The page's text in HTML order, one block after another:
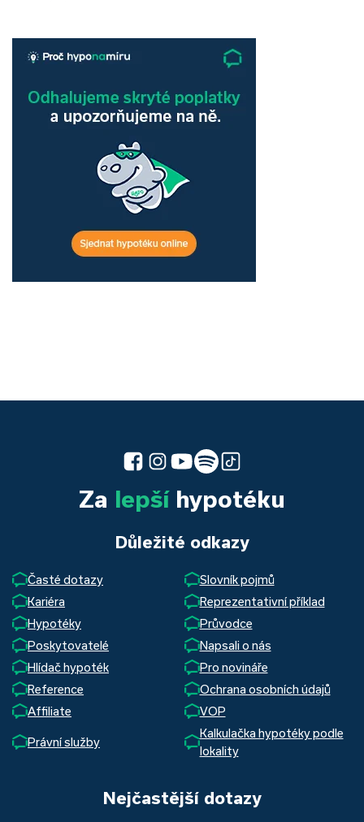
Za lepšíhypotéku
Důležité odkazy
Časté dotazy
Slovník pojmů
Kariéra
Reprezentativní příklad
Hypotéky
Průvodce
Poskytovatelé
Napsali o nás
Hlídač hypoték
Pro novináře
Reference
Ochrana osobních údajů
Affiliate
VOP
Právní služby
Kalkulačka hypotéky podle
lokality
Nejčastější dotazy